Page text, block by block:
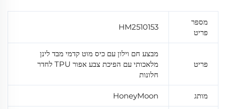
מספר
פריט
HM2510153
פריט
מבצע חם וילון עם כיס מוט קדמי מבד לינן
מלאכותי עם הפיכת צבע אפור TPU לחדר
חלונות
מותג HoneyMoon